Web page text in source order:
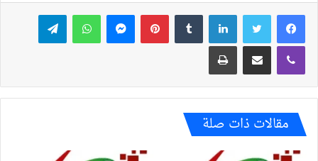
فيسبوك تويتر لينكدإن بينتيريستماسنجر واتساب تيلقرام
ڤايبر مشاركة عبر البريد طباعة
مقالات ذات صلة